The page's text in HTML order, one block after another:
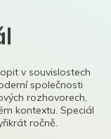
v souvislostech
společnosti
rozhovorech,
kontextu. Speciál
ročně.